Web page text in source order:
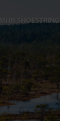
MIJN SHOESTRING